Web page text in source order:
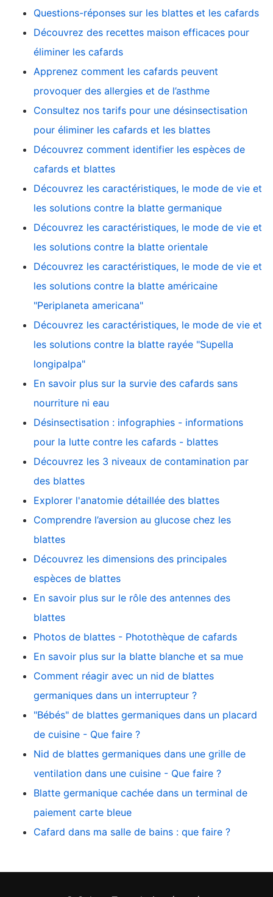
Questions-réponses sur les blattes et les cafards
Découvrez des recettes maison efficaces pour
éliminer les cafards
Apprenez comment les cafards peuvent
provoquer des allergies et de l’asthme
Consultez nos tarifs pour une désinsectisation
pour éliminer les cafards et les blattes
Découvrez comment identifier les espèces de
cafards et blattes
Découvrez les caractéristiques, le mode de vie et
les solutions contre la blatte germanique
Découvrez les caractéristiques, le mode de vie et
les solutions contre la blatte orientale
Découvrez les caractéristiques, le mode de vie et
les solutions contre la blatte américaine
"Periplaneta americana"
Découvrez les caractéristiques, le mode de vie et
les solutions contre la blatte rayée "Supella
longipalpa"
En savoir plus sur la survie des cafards sans
nourriture ni eau
Désinsectisation : infographies - informations
pour la lutte contre les cafards - blattes
Découvrez les 3 niveaux de contamination par
des blattes
Explorer l'anatomie détaillée des blattes
Comprendre l’aversion au glucose chez les
blattes
Découvrez les dimensions des principales
espèces de blattes
En savoir plus sur le rôle des antennes des
blattes
Photos de blattes - Photothèque de cafards
En savoir plus sur la blatte blanche et sa mue
Comment réagir avec un nid de blattes
germaniques dans un interrupteur ?
"Bébés" de blattes germaniques dans un placard
de cuisine - Que faire ?
Nid de blattes germaniques dans une grille de
ventilation dans une cuisine - Que faire ?
Blatte germanique cachée dans un terminal de
paiement carte bleue
Cafard dans ma salle de bains : que faire ?